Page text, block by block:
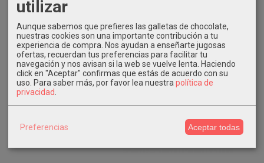
utilizar
Aunque sabemos que prefieres las galletas de chocolate,
nuestras cookies son una importante contribución a tu
experiencia de compra. Nos ayudan a enseñarte jugosas
ofertas, recuerdan tus preferencias para facilitar tu
navegación y nos avisan si la web se vuelve lenta. Haciendo
click en "Aceptar" confirmas que estás de acuerdo con su
uso. Para saber más, por favor lea nuestra política de
privacidad
Preferencias Aceptar todas